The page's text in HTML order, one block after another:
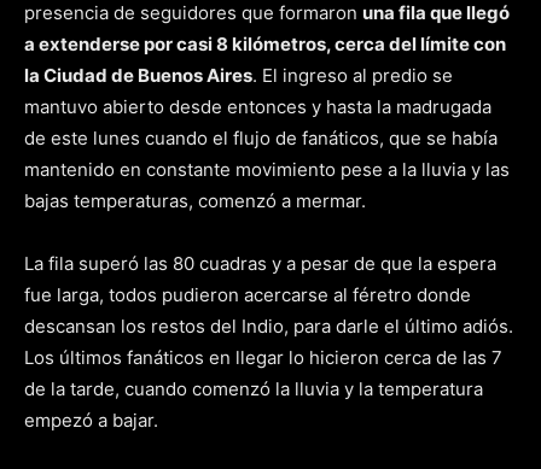
presencia de seguidores que formaron una fila que llegó
a extenderse por casi 8 kilómetros, cerca del límite con
la Ciudad de Buenos Aires. El ingreso al predio se
mantuvo abierto desde entonces y hasta la madrugada
de este lunes cuando el flujo de fanáticos, que se había
mantenido en constante movimiento pese a la lluvia y las
bajas temperaturas, comenzó a mermar.
La fila superó las 80 cuadras y a pesar de que la espera
fue larga, todos pudieron acercarse al féretro donde
descansan los restos del Indio, para darle el último adiós.
Los últimos fanáticos en llegar lo hicieron cerca de las 7
de la tarde, cuando comenzó la lluvia y la temperatura
empezó a bajar.